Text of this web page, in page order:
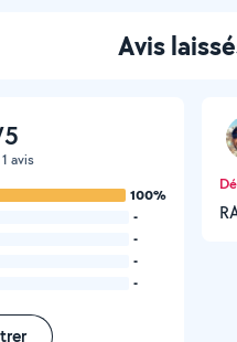
Avis
avis
100%
-
-
-
-